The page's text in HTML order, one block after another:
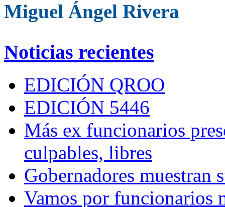
Miguel Ángel Rivera
Noticias recientes
EDICIÓN QROO
EDICIÓN 5446
Más ex funcionarios
culpables, libres
Gobernadores muestran
Vamos por funcionarios